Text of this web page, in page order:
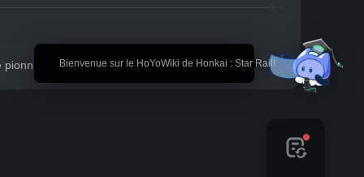
🎉 Bienvenue sur le HoYoWiki de Honkai : Star Rail!
pionnière : Problèmes communs